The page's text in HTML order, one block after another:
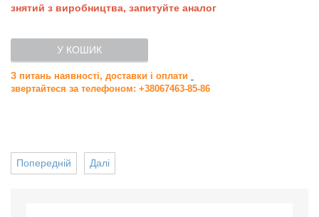
знятий з виробництва, запитуйте аналог
У КОШИК
З питань наявності, доставки і оплати
звертайтеся за телефоном: +38067463-85-86
Далі
Попередній